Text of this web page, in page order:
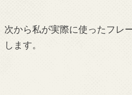
次から私が実際に使ったフレ
します。